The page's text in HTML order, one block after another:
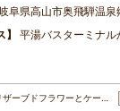
阜県高山市奥飛騨温泉
平湯バスターミナ
ザーブドフラワーとケー…